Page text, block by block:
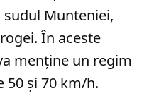
Munteniei,
În aceste
menține un regim
50 și 70 km/h.